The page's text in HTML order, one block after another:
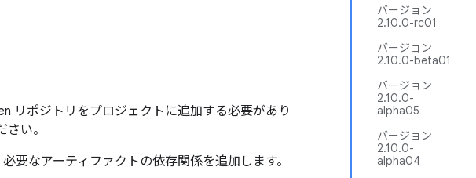
バージョン
2.10.0-rc01
バージョン
2.10.0-beta01
バージョン
2.10.0-
alpha05
バージョン
2.10.0-
alpha04
リポジトリをプロジェクトに追加する必要があり
さい。
要なアーティファクトの依存関係を追加します。